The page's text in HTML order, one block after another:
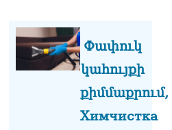
Փափուկ
կահույքի
քիմմաքրում,
Химчистка